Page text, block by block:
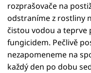
rozprašovače na
odstraníme z rostliny
čistou vodou a teprve
fungicidem. Pečlivě
nezapomeneme na
každý den po dobu